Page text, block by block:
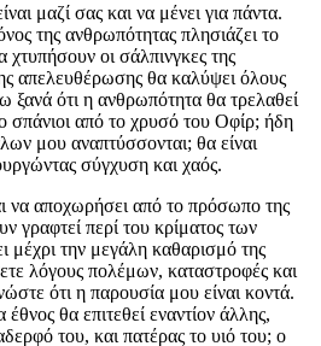
μαζί σας και να μένει για πάντα.
της ανθρωπότητας πλησιάζει το
οι σάλπινγκες της
απελευθέρωσης θα καλύψει όλους
ξανά ότι η ανθρωπότητα θα τρελαθεί
σπάνιοι από το χρυσό του Οφίρ; ήδη
μου αναπτύσσονται; θα είναι
σύγχυση και χαός.
να αποχωρήσει από το πρόσωπο της
γραφτεί περί του κρίματος των
μέχρι την μεγάλη καθαρισμό της
λόγους πολέμων, καταστροφές και
ότι η παρουσία μου είναι κοντά.
θα επιτεθεί εναντίον άλλης,
του, και πατέρας το υιό του; ο